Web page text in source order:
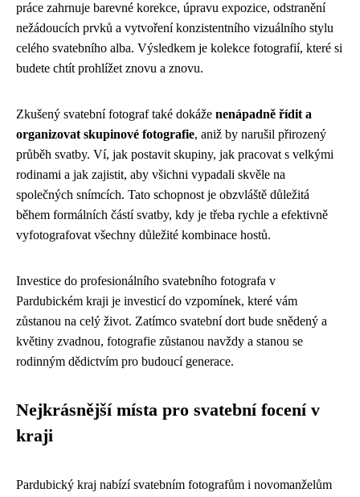
práce zahrnuje barevné korekce, úpravu expozice, odstranění
nežádoucích prvků a vytvoření konzistentního vizuálního stylu
celého svatebního alba. Výsledkem je kolekce fotografií, které si
budete chtít prohlížet znovu a znovu.
Zkušený svatební fotograf také dokáže nenápadně řídit a
organizovat skupinové fotografie, aniž by narušil přirozený
průběh svatby. Ví, jak postavit skupiny, jak pracovat s velkými
rodinami a jak zajistit, aby všichni vypadali skvěle na
společných snímcích. Tato schopnost je obzvláště důležitá
během formálních částí svatby, kdy je třeba rychle a efektivně
vyfotografovat všechny důležité kombinace hostů.
Investice do profesionálního svatebního fotografa v
Pardubickém kraji je investicí do vzpomínek, které vám
zůstanou na celý život. Zatímco svatební dort bude snědený a
květiny zvadnou, fotografie zůstanou navždy a stanou se
rodinným dědictvím pro budoucí generace.
Nejkrásnější místa pro svatební focení v
kraji
Pardubický kraj nabízí svatebním fotografům i novomanželům